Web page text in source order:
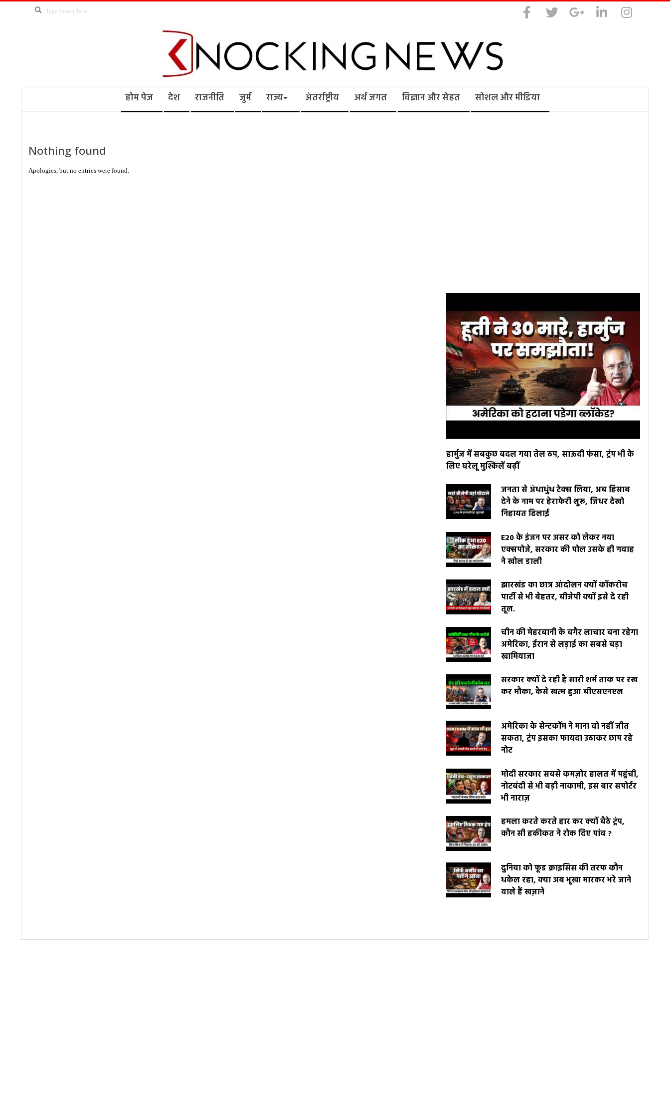
Search
Knocking
होम पेज देश राजनीति जुर्म राज्य अंतर्राष्ट्रीय अर्थ जगत विज्ञान और सेहत सोशल और मीडिया
Nothing found
Apologies, but no entries were found.
हार्मुज में सबकुछ बदल गया तेल ठप, साऊदी फंसा, ट्रंप भी के
लिए घरेलू मुश्किलें बढ़ीं
जनता से अंधाधुंध टेक्स लिया, अब हिसाब
देने के नाम पर हेराफेरी शुरू, जिधर देखो
निहायत ढिलाई
E20 के इंजन पर असर को लेकर नया
एक्सपोजे, सरकार की पोल उसके ही गवाह
ने खोल डाली
झारखंड का छात्र आंदोलन क्यों कॉकरोच
पार्टी से भी बेहतर, बीजेपी क्यों इसे दे रही
तूल.
चीन की मेहरबानी के बगैर लाचार बना रहेगा
अमेरिका, ईरान से लड़ाई का सबसे बड़ा
खामियाजा
सरकार क्यों दे रही है सारी शर्म ताक पर रख
कर मौका, कैसे खत्म हुआ बीएसएनएल
अमेरिका के सेन्टकॉम ने माना वो नहीं जीत
सकता, ट्रंप इसका फायदा उठाकर छाप रहे
नोट
मोदी सरकार सबसे कमज़ोर हालत में पहुंची,
नोटबंदी से भी बड़ी नाकामी, इस बार सपोर्टर
भी नाराज़
हमला करते करते हार कर क्यों बैठे ट्रंप,
कौन सी हकीकत ने रोक दिए पांव ?
दुनिया को फूड क्राइसिस की तरफ कौन
धकेल रहा, क्या अब भूखा मारकर भरे जाने
वाले हैं खज़ाने